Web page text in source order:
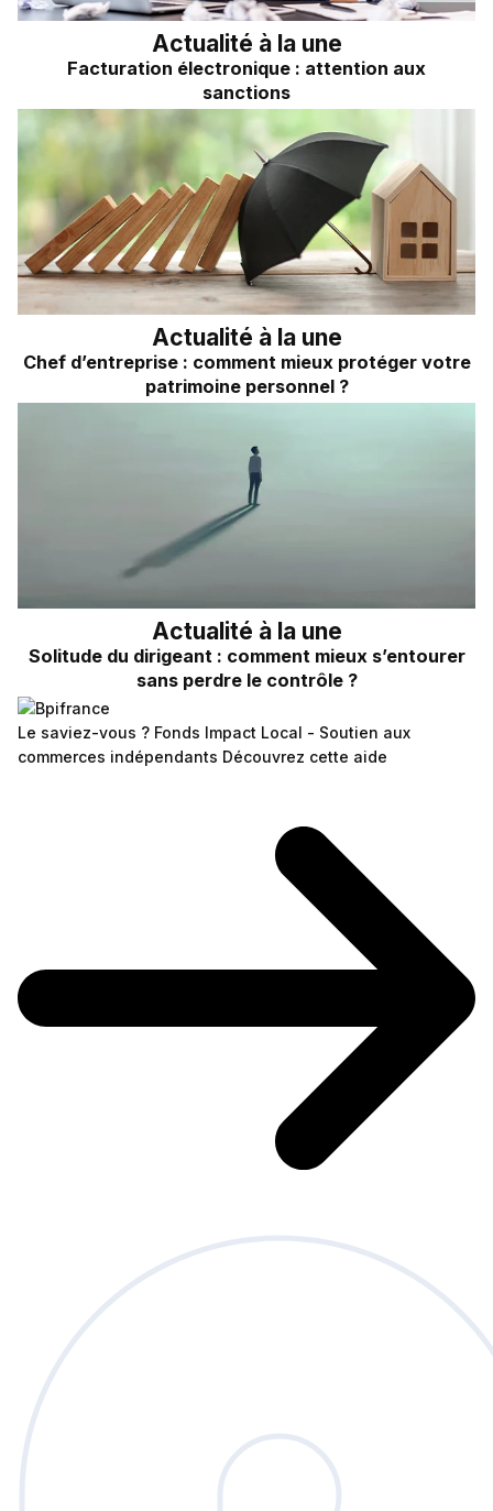
Actualité à la une
Facturation électronique : attention aux
sanctions
Actualité à la une
Chef d’entreprise : comment mieux protéger votre
patrimoine personnel ?
Actualité à la une
Solitude du dirigeant : comment mieux s’entourer
sans perdre le contrôle ?
Le saviez-vous ? Fonds Impact Local - Soutien aux
commerces indépendants Découvrez cette aide